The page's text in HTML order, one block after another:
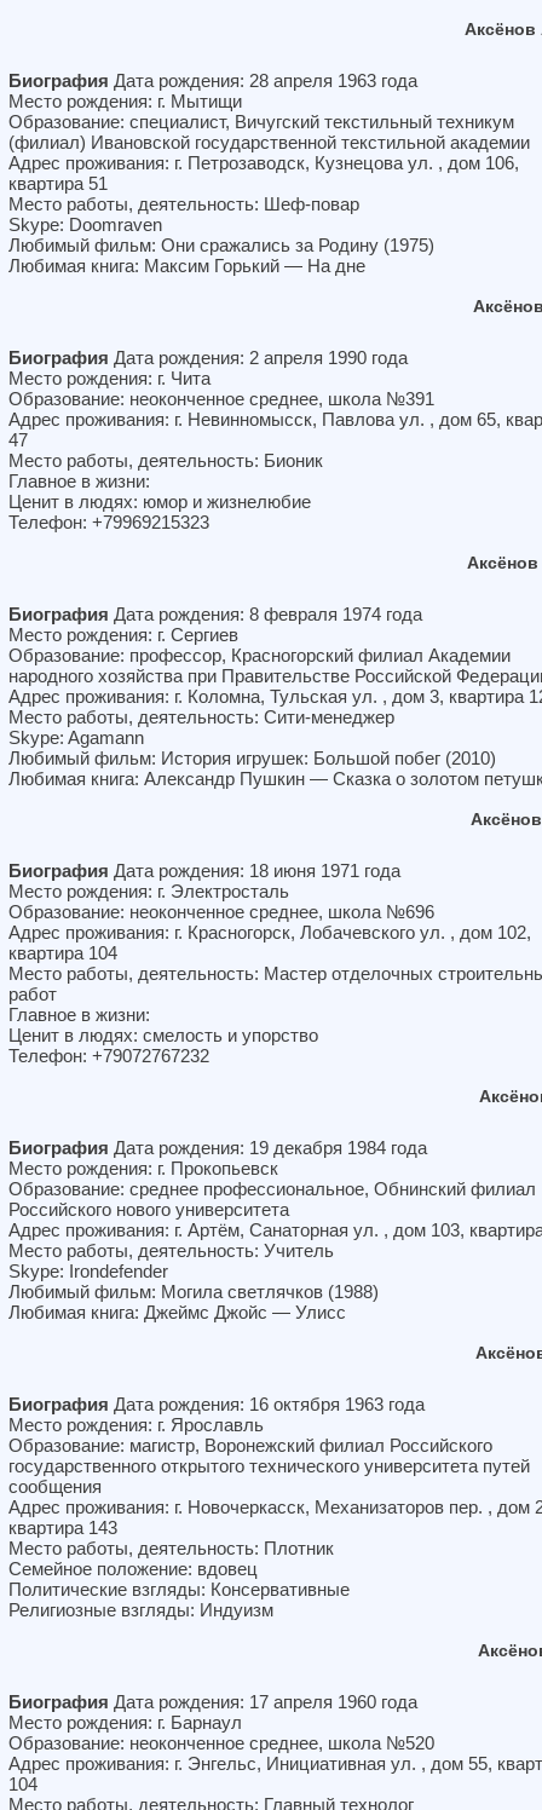
Аксёнов
Биография Дата рождения: 28 апреля 1963 года
Место рождения: г. Мытищи
Образование: специалист, Вичугский текстильный техникум
(филиал) Ивановской государственной текстильной академии
Адрес проживания: г. Петрозаводск, Кузнецова ул. , дом 106,
квартира 51
Место работы, деятельность: Шеф-повар
Skype: Doomraven
Любимый фильм: Они сражались за Родину (1975)
Любимая книга: Максим Горький — На дне
Биография Дата рождения: 2 апреля 1990 года
Место рождения: г. Чита
Образование: неоконченное среднее, школа №391
Адрес проживания: г. Невинномысск, Павлова ул. , дом 65,
47
Место работы, деятельность: Бионик
Главное в жизни:
Ценит в людях: юмор и жизнелюбие
Телефон: +79969215323
Биография Дата рождения: 8 февраля 1974 года
Место рождения: г. Сергиев
Образование: профессор, Красногорский филиал Академии
народного хозяйства при Правительстве Российской
Адрес проживания: г. Коломна, Тульская ул. , дом 3, квартира
Место работы, деятельность: Сити-менеджер
Skype: Agamann
Любимый фильм: История игрушек: Большой побег (2010)
Любимая книга: Александр Пушкин — Сказка о золотом
Биография Дата рождения: 18 июня 1971 года
Место рождения: г. Электросталь
Образование: неоконченное среднее, школа №696
Адрес проживания: г. Красногорск, Лобачевского ул. , дом 102,
квартира 104
Место работы, деятельность: Мастер отделочных
работ
Главное в жизни:
Ценит в людях: смелость и упорство
Телефон: +79072767232
Биография Дата рождения: 19 декабря 1984 года
Место рождения: г. Прокопьевск
Образование: среднее профессиональное, Обнинский филиал
Российского нового университета
Адрес проживания: г. Артём, Санаторная ул. , дом 103,
Место работы, деятельность: Учитель
Skype: Irondefender
Любимый фильм: Могила светлячков (1988)
Любимая книга: Джеймс Джойс — Улисс
Биография Дата рождения: 16 октября 1963 года
Место рождения: г. Ярославль
Образование: магистр, Воронежский филиал Российского
государственного открытого технического университета путей
сообщения
Адрес проживания: г. Новочеркасск, Механизаторов пер. , дом
квартира 143
Место работы, деятельность: Плотник
Семейное положение: вдовец
Политические взгляды: Консервативные
Религиозные взгляды: Индуизм
Биография Дата рождения: 17 апреля 1960 года
Место рождения: г. Барнаул
Образование: неоконченное среднее, школа №520
Адрес проживания: г. Энгельс, Инициативная ул. , дом 55,
104
Место работы, деятельность: Главный технолог